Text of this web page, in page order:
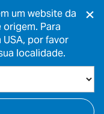
um website da
origem. Para
por favor
localidade.
×